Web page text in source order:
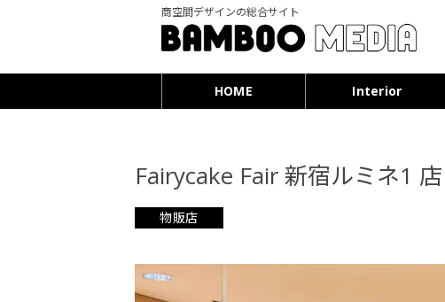
商空間デザインの総合サイト
HOME Interior
Fairycake Fair 新宿ルミネ1 店
物販店